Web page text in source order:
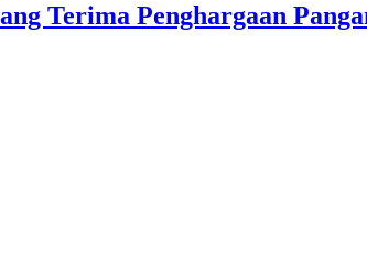
Terima Penghargaan